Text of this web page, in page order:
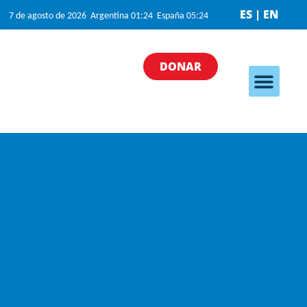
7 de agosto de 2026 Argentina 01:24 España 05:24 ES | EN
DONAR